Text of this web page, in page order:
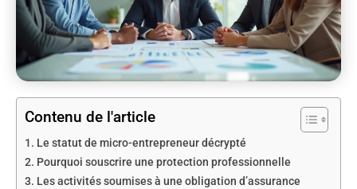
Contenu de l'article
Le statut de micro-entrepreneur décrypté
Pourquoi souscrire une protection professionnelle
Les activités soumises à une obligation d’assurance